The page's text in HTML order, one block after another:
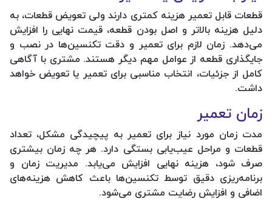
قطعات قابل تعمیر هزینه کمتری دارند ولی تعویض قطعات، به
دلیل هزینه بالاتر و اصل بودن قطعه، قیمت نهایی را افزایش
می‌دهد. زمان لازم برای تعمیر و دقت تکنسین‌ها در نصب و
جایگذاری قطعه از عوامل مهم دیگر هستند. مشتری با آگاهی
کامل از جزئیات، انتخاب مناسبی برای تعمیر یا تعویض خواهد
داشت.
زمان تعمیر
مدت زمان مورد نیاز برای تعمیر به پیچیدگی مشکل، تعداد
قطعات و مراحل عیب‌یابی بستگی دارد. هر چه زمان بیشتری
صرف شود، هزینه نهایی افزایش می‌یابد. مدیریت زمان و
برنامه‌ریزی دقیق توسط تکنسین‌ها باعث کاهش هزینه‌های
اضافی و افزایش رضایت مشتری می‌شود.